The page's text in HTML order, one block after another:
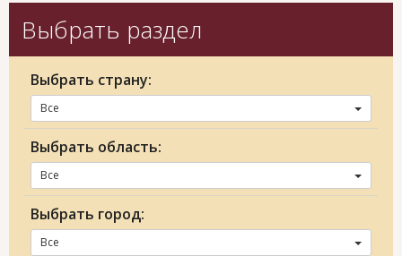
Выбрать раздел
Выбрать страну:
Все
Выбрать область:
Все
Выбрать город:
Все